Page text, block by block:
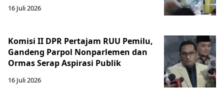
16 Juli 2026
Komisi II DPR Pertajam RUU Pemilu,
Gandeng Parpol Nonparlemen dan
Ormas Serap Aspirasi Publik
16 Juli 2026